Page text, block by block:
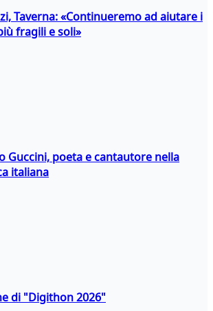
Taverna: «Continueremo ad aiutare i
fragili e soli»
Guccini, poeta e cantautore nella
italiana
di "Digithon 2026"